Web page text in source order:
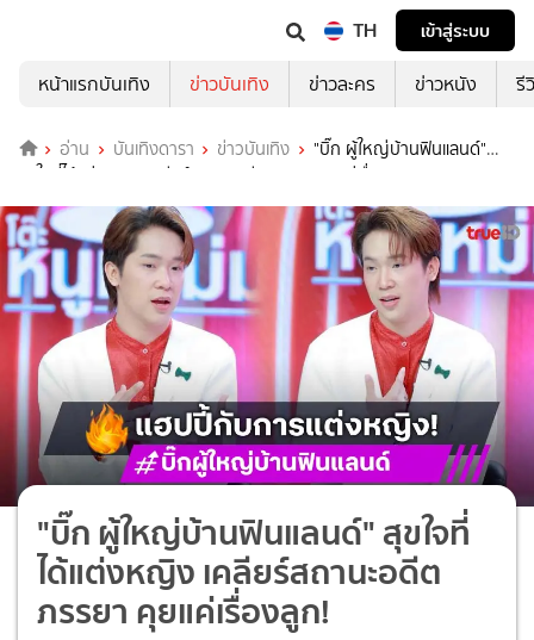
TH
เข้าสู่ระบบ
หน้าแรกบันเทิง
ข่าวบันเทิง ข่าวละคร ข่าวหนัง รี
อ่าน บันเทิงดารา ข่าวบันเทิง
"บิ๊ก ผู้ใหญ่บ้านฟินแลนด์"
สุขใจที่ได้แต่งหญิง เคลียร์สถานะอดีตภรรยา คุยแค่เรื่องลูก!
"บิ๊ก ผู้ใหญ่บ้านฟินแลนด์" สุขใจที่
ได้แต่งหญิง เคลียร์สถานะอดีต
ภรรยา คุยแค่เรื่องลูก!